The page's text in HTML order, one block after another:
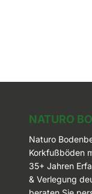
Naturo
NATURO
Naturo
Korkfußböden
35+ Jahren
& Verlegung